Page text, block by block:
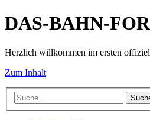
DAS-BAHN-
Herzlich willkommen im ersten
Zum Inhalt